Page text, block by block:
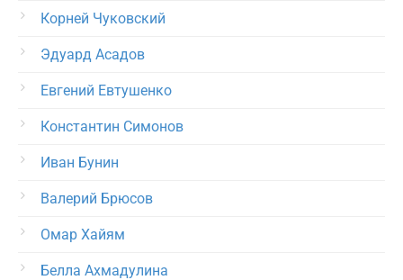
Корней Чуковский
Эдуард Асадов
Евгений Евтушенко
Константин Симонов
Иван Бунин
Валерий Брюсов
Омар Хайям
Белла Ахмадулина